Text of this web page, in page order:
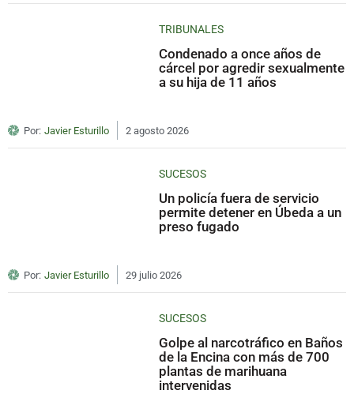
TRIBUNALES
Condenado a once años de
cárcel por agredir sexualmente
a su hija de 11 años
Por: Javier Esturillo 2 agosto 2026
SUCESOS
Un policía fuera de servicio
permite detener en Úbeda a un
preso fugado
Por: Javier Esturillo 29 julio 2026
SUCESOS
Golpe al narcotráfico en Baños
de la Encina con más de 700
plantas de marihuana
intervenidas